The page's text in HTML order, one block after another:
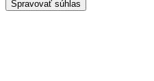
Spravovať súhlas